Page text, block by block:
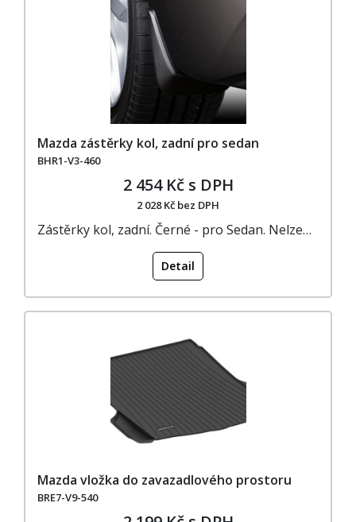
Mazda zástěrky kol, zadní pro sedan
BHR1-V3-460
2 454 Kč s DPH
2 028 Kč bez DPH
Zástěrky kol, zadní. Černé - pro Sedan. Nelze…
Detail
Mazda vložka do zavazadlového prostoru
BRE7-V9-540